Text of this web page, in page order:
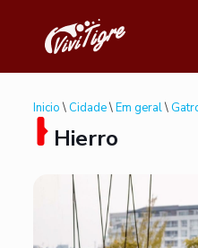
Inicio \ Cidade\Em geral\
Hierro